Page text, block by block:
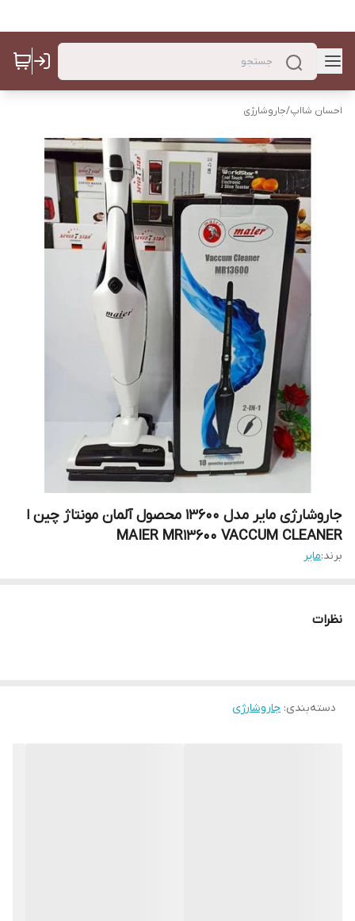
احسان شااپ/جاروشارژی
جاروشارژی مایر مدل 13600 محصول آلمان مونتاژ چین ا
MAIER MR13600 VACCUM CLEANER
برند:مایر
نظرات
دسته‌بندی: جاروشارژی